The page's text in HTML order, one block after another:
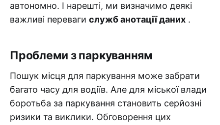
автономно. І нарешті, ми визначимо деякі
важливі переваги служб анотації даних .
Проблеми з паркуванням
Пошук місця для паркування може забрати
багато часу для водіїв. Але для міської влади
боротьба за паркування становить серйозні
ризики та виклики. Обговорення цих